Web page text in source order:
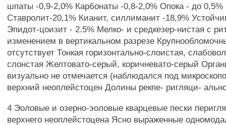
шпаты -0,9-2,0% Карбонаты -0,8-2,0% Опока - до
Ставролит-20,1% Кианит, силлиманит -18,9%
Эпидот-цоизит - 2.5% Мелко- и средкезер-нистая с
изменением в вертикальном разрезе
отсутствует Тонкая горизонтально-слоистая,
слонстая Желтовато-серый, коричневато-серый
визуально не отмечается (наблюдался под
верхний неоплейстоцен Долины рекпе- ригляци-
4 Эоловые и озерно-эоловые кварцевые пески
верхнего неоплейстоцена Ясно выраженные